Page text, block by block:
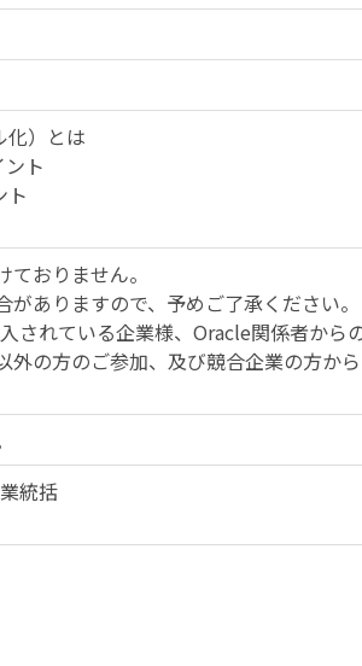
化）とは
ト
ト
おりません。
ありますので、予めご了承ください。
れている企業様、Oracle関係者から
外の方のご参加、及び競合企業の方か
統括